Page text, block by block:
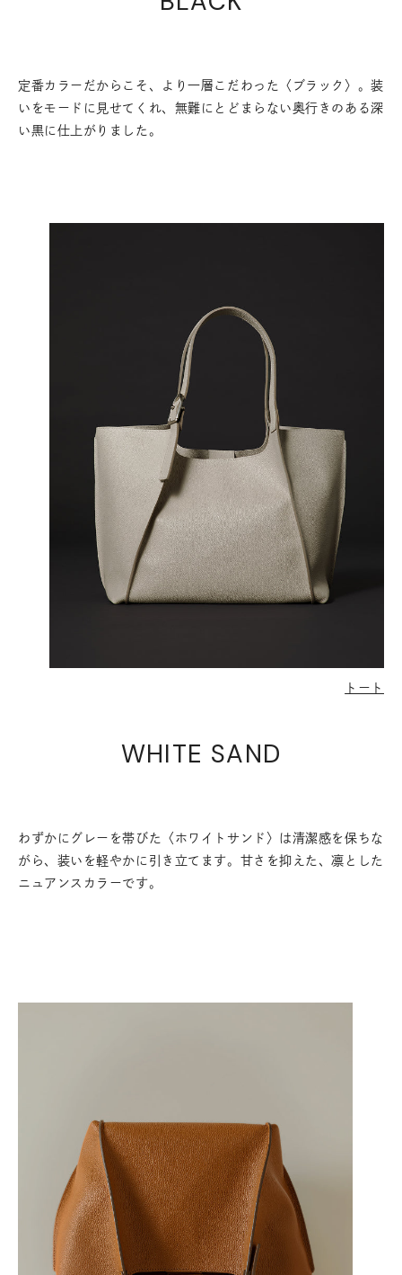
定番カラーだからこそ、より一層こだわった〈ブラック〉。装
いをモードに見せてくれ、無難にとどまらない奥行きのある深
い黒に仕上がりました。
WHITE SAND
わずかにグレーを帯びた〈ホワイトサンド〉は清潔感を保ちな
がら、装いを軽やかに引き立てます。甘さを抑えた、凛とした
ニュアンスカラーです。
トート